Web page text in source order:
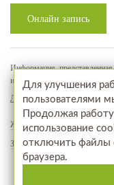
Онлайн запись
Информация, представленная
используется в качестве
Лицензия № ЛО-77-01-
Жалобы и предложения
Запись на прием
Для улучшения
пользователями
Продолжая
использование
отключить файлы
браузера.